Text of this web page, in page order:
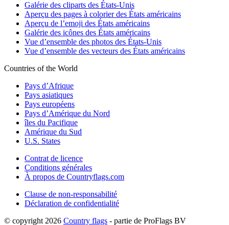
Galérie des cliparts des États-Unis
Aperçu des pages à colorier des États américains
Aperçu de l’emoji des États américains
Galérie des icônes des États américains
Vue d’ensemble des photos des États-Unis
Vue d’ensemble des vecteurs des États américains
Countries of the World
Pays d’Afrique
Pays asiatiques
Pays européens
Pays d’Amérique du Nord
îles du Pacifique
Amérique du Sud
U.S. States
Contrat de licence
Conditions générales
À propos de Countryflags.com
Clause de non-responsabilité
Déclaration de confidentialité
© copyright 2026 Country flags - partie de ProFlags BV